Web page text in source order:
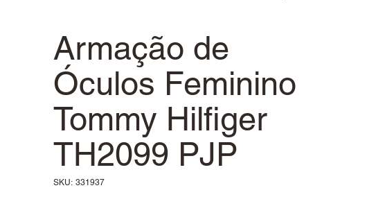
Armação de
Óculos Feminino
Tommy Hilfiger
TH2099 PJP
SKU: SKU
331937